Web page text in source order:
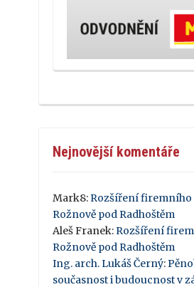
Nejnovější komentáře
Mark8: Rozšíření firemního
Rožnově pod Radhoštěm
Aleš Franek: Rozšíření
Rožnově pod Radhoštěm
Ing. arch. Lukáš Černý:
současnost i budoucnost v